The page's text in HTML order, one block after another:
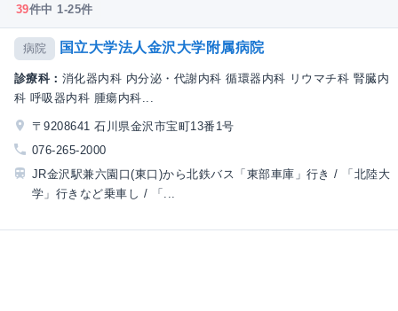
39件中 1-25件
病院 国立大学法人金沢大学附属病院
診療科： 消化器内科 内分泌・代謝内科 循環器内科 リウマチ科 腎臓内
科 呼吸器内科 腫瘍内科...
〒9208641 石川県金沢市宝町13番1号
076-265-2000
JR金沢駅兼六園口(東口)から北鉄バス「東部車庫」行き / 「北陸大
学」行きなど乗車し / 「...